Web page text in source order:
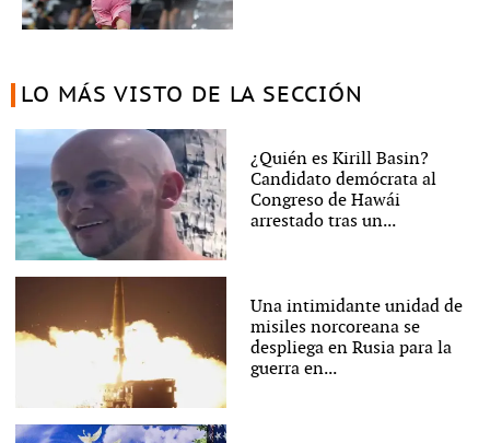
LO MÁS VISTO DE LA SECCIÓN
¿Quién es Kirill Basin?
Candidato demócrata al
Congreso de Hawái
arrestado tras un...
Una intimidante unidad de
misiles norcoreana se
despliega en Rusia para la
guerra en...